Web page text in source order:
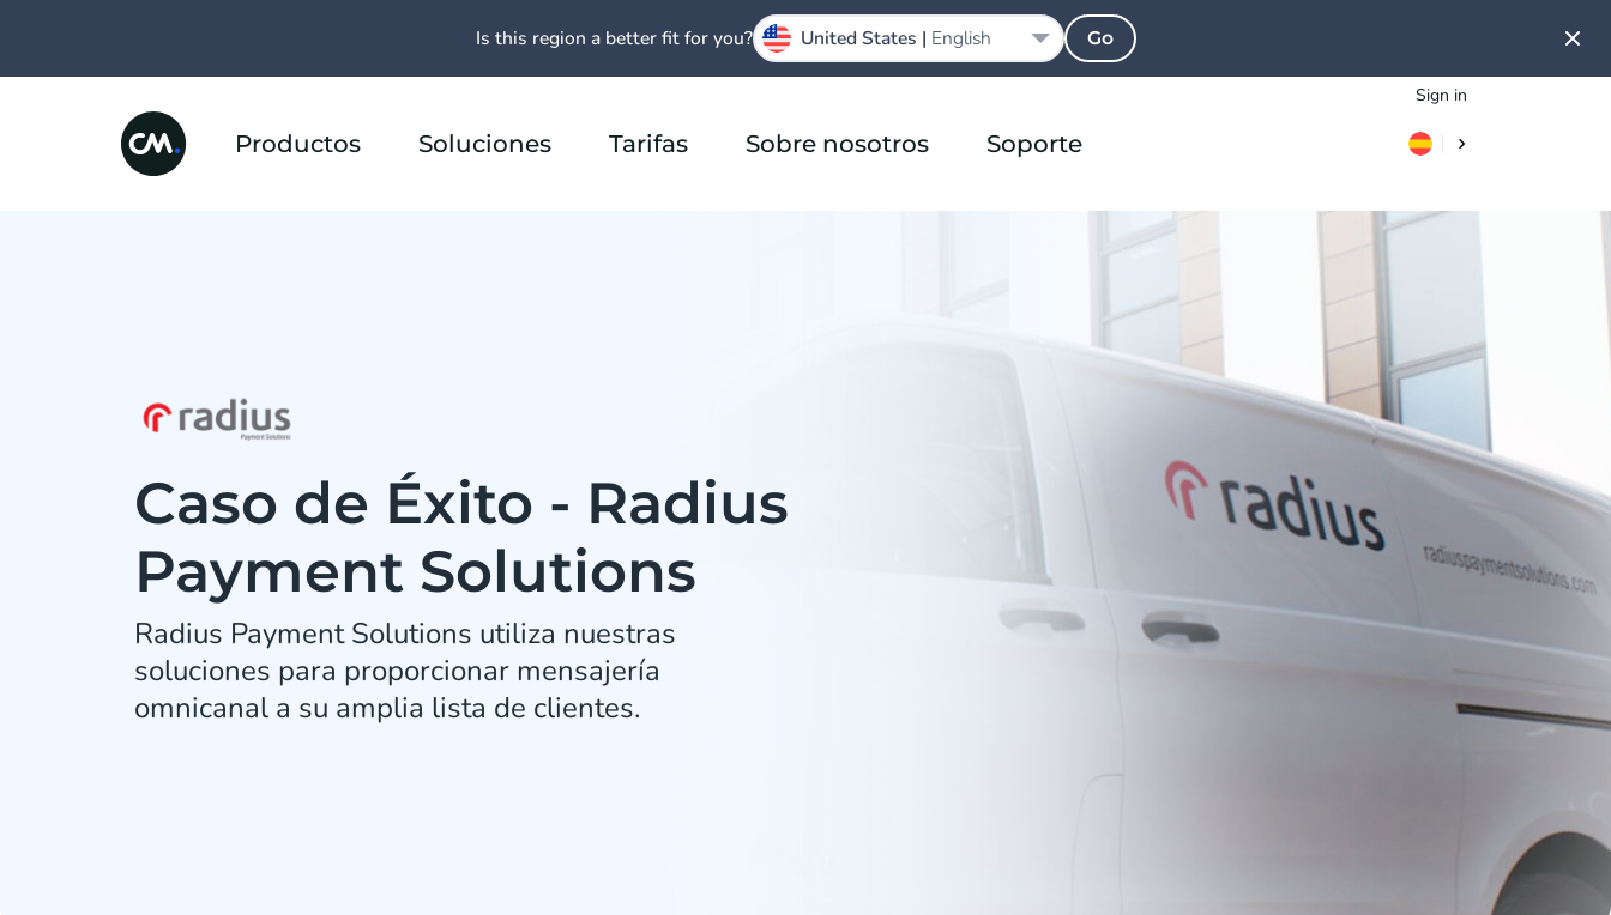
Sign in
Productos Soluciones Tarifas Sobre nosotros Soporte
Caso de Éxito - Radius
Payment Solutions
Radius Payment Solutions utiliza nuestras
soluciones para proporcionar mensajería
omnicanal a su amplia lista de clientes.
Is this region a better fit for you? United States | English Go